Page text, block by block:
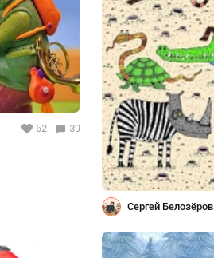
62 39
Сергей Белозёров